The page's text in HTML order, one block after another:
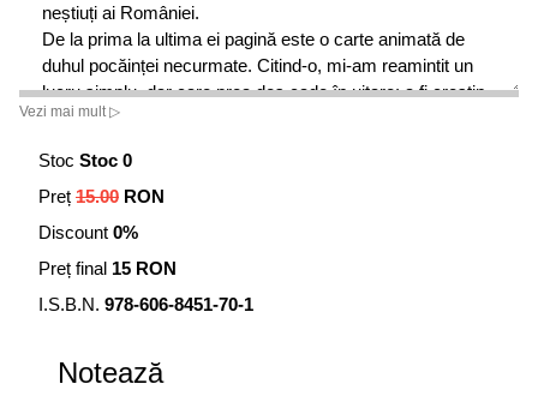
neștiuți ai României.
De la prima la ultima ei pagină este o carte animată de
duhul pocăinței necurmate. Citind-o, mi-am reamintit un
lucru simplu, dar care prea des cade în uitare: a fi creștin
ortodox înseamnă a lupta până la moarte cu patimile tale.
unui standard exterior, să îți contabilizezi faptele bune sau
părutele tale fapte de laudă, să îți adormi conștiința cu
gândul că ai îndeplinit faptele credinței, că ți-ai îndeplinit
pîndesc viața fiecăruia dintre noi. Singurul reper în viața
duhovnicească rămâne glasul conștiinței proprii, sădite în
Vezi mai mult ▷
Stoc Stoc 0
Preț 15.00 RON
Discount 0%
Preț final 15 RON
I.S.B.N. 978-606-8451-70-1
Notează